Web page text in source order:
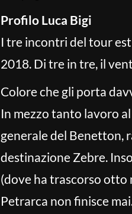
Profilo Luca Bigi
I tre incontri del tour
2018. Di tre in tre, il
Colore che gli porta
In mezzo tanto lavoro
generale del Benetton,
destinazione Zebre.
(dove ha trascorso otto
Petrarca non finisce